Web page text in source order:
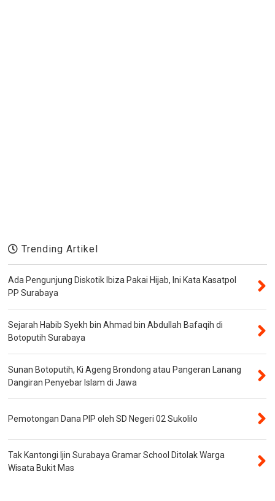
Trending Artikel
Ada Pengunjung Diskotik Ibiza Pakai Hijab, Ini Kata Kasatpol
PP Surabaya
Sejarah Habib Syekh bin Ahmad bin Abdullah Bafaqih di
Botoputih Surabaya
Sunan Botoputih, Ki Ageng Brondong atau Pangeran Lanang
Dangiran Penyebar Islam di Jawa
Pemotongan Dana PIP oleh SD Negeri 02 Sukolilo
Tak Kantongi Ijin Surabaya Gramar School Ditolak Warga
Wisata Bukit Mas